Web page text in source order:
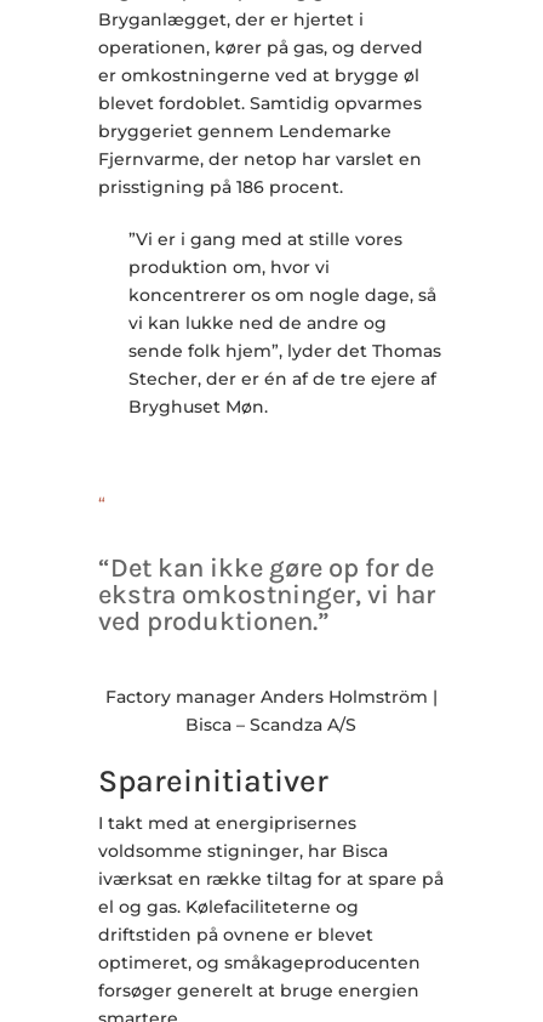
Bryganlægget, der er hjertet i
operationen, kører på gas, og derved
er omkostningerne ved at brygge øl
blevet fordoblet. Samtidig opvarmes
bryggeriet gennem Lendemarke
Fjernvarme, der netop har varslet en
prisstigning på 186 procent.
”Vi er i gang med at stille vores
produktion om, hvor vi
koncentrerer os om nogle dage, så
vi kan lukke ned de andre og
sende folk hjem”, lyder det Thomas
Stecher, der er én af de tre ejere af
Bryghuset Møn.
“
“Det kan ikke gøre op for de
ekstra omkostninger, vi har
ved produktionen.”
Factory manager Anders Holmström |
Bisca – Scandza A/S
Spareinitiativer
I takt med at energiprisernes
voldsomme stigninger, har Bisca
iværksat en række tiltag for at spare på
el og gas. Kølefaciliteterne og
driftstiden på ovnene er blevet
optimeret, og småkageproducenten
forsøger generelt at bruge energien